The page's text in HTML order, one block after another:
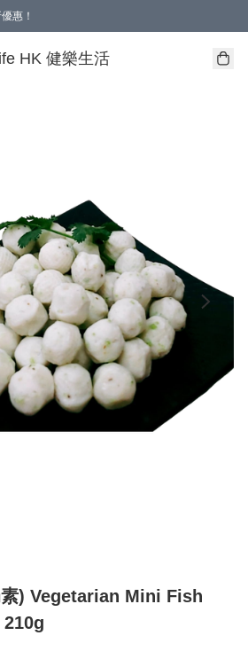
惠！
HK 健樂生活
) Vegetarian Mini Fish